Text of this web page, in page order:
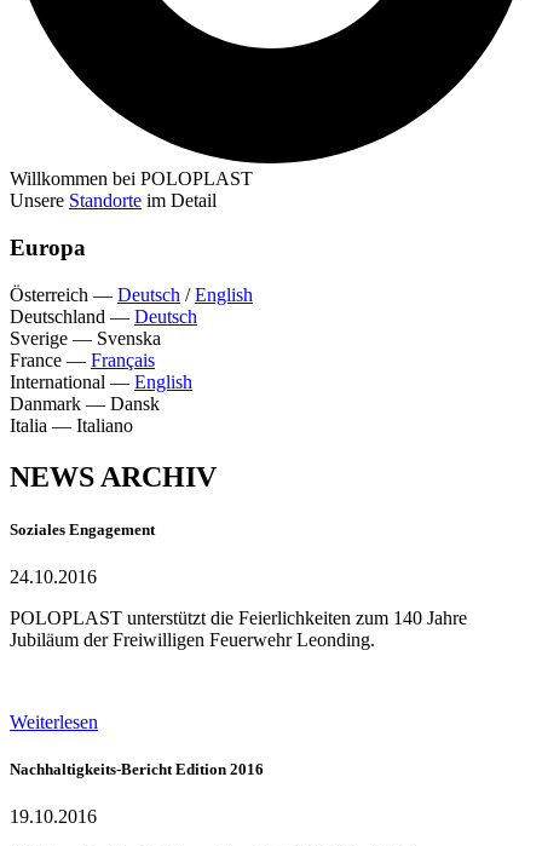
Willkommen bei POLOPLAST
Unsere Standorte im Detail
Europa
Österreich — Deutsch /English
Deutschland — Deutsch
Sverige — Svenska
France — Français
International — English
Danmark — Dansk
Italia — Italiano
NEWS ARCHIV
Soziales Engagement
24.10.2016
POLOPLAST unterstützt die Feierlichkeiten zum 140 Jahre
Jubiläum der Freiwilligen Feuerwehr Leonding.
Weiterlesen
Nachhaltigkeits-Bericht Edition 2016
19.10.2016